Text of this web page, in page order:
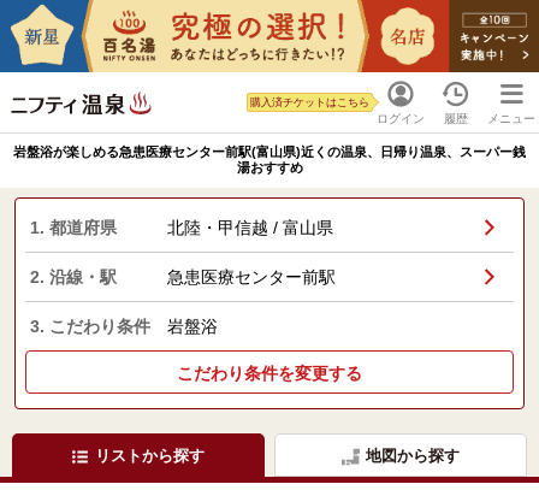
ログイン
購入済チケットはこちら
履歴 メニュー
岩盤浴が楽しめる急患医療センター前駅(富山県)近くの温泉、日帰り温泉、スーパー銭
湯おすすめ
1. 都道府県 北陸・甲信越 / 富山県
2. 沿線・駅 急患医療センター前駅
3. こだわり条件 岩盤浴
こだわり条件を変更する
リストから探す 地図から探す